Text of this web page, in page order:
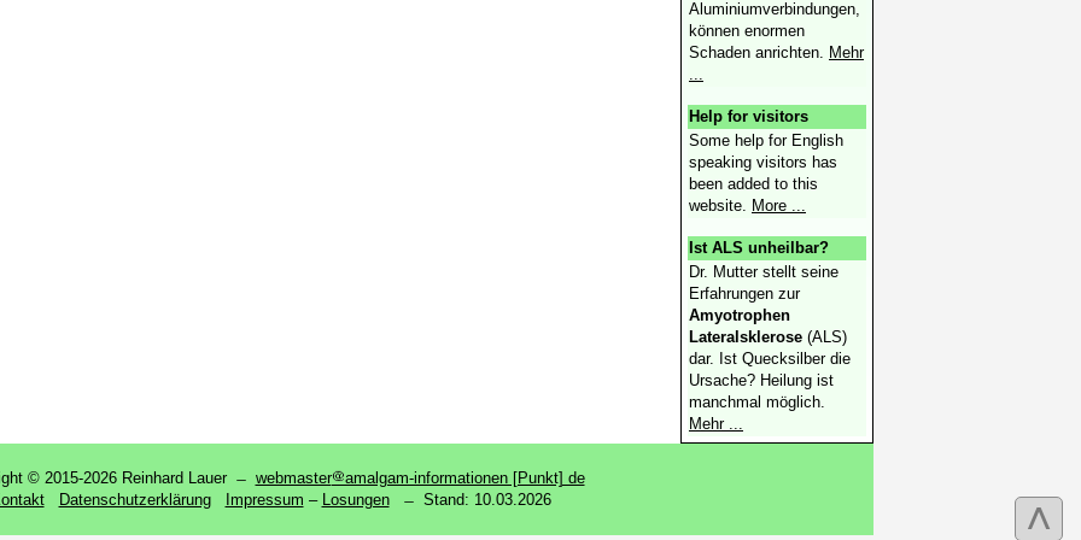
˄
Aluminiumverbindungen,
können enormen
Schaden anrichten.
Mehr
Help for visitors
Some help for English
speaking visitors has
been added to this
website.
More ...
Ist ALS unheilbar?
Dr. Mutter stellt seine
Erfahrungen zur
Amyotrophen
Lateralskle­rose (ALS)
dar. Ist Quecksilber die
Ursache? Heilung ist
manchmal möglich.
Mehr ...
© 2015-2026 Reinhard Lauer webmaster
amalgam-informationen [Punkt] de
Datenschutzerklärung Impressum ‒ Losungen̶ Stand: 10.03.2026